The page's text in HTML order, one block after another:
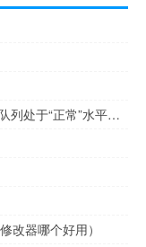
巴拿马运河当局表示等待通过水道的船只队列处于“正常”水平船只数量比上周减少了20%
改器哪个好用）